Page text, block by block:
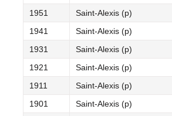
1951
Saint-Alexis (p)
1941
Saint-Alexis (p)
1931
Saint-Alexis (p)
1921
Saint-Alexis (p)
1911
Saint-Alexis (p)
1901
Saint-Alexis (p)